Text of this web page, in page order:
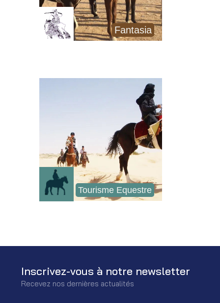
Fantasia
Tourisme Equestre
Inscrivez-vous à notre newsletter
Recevez nos dernières actualités